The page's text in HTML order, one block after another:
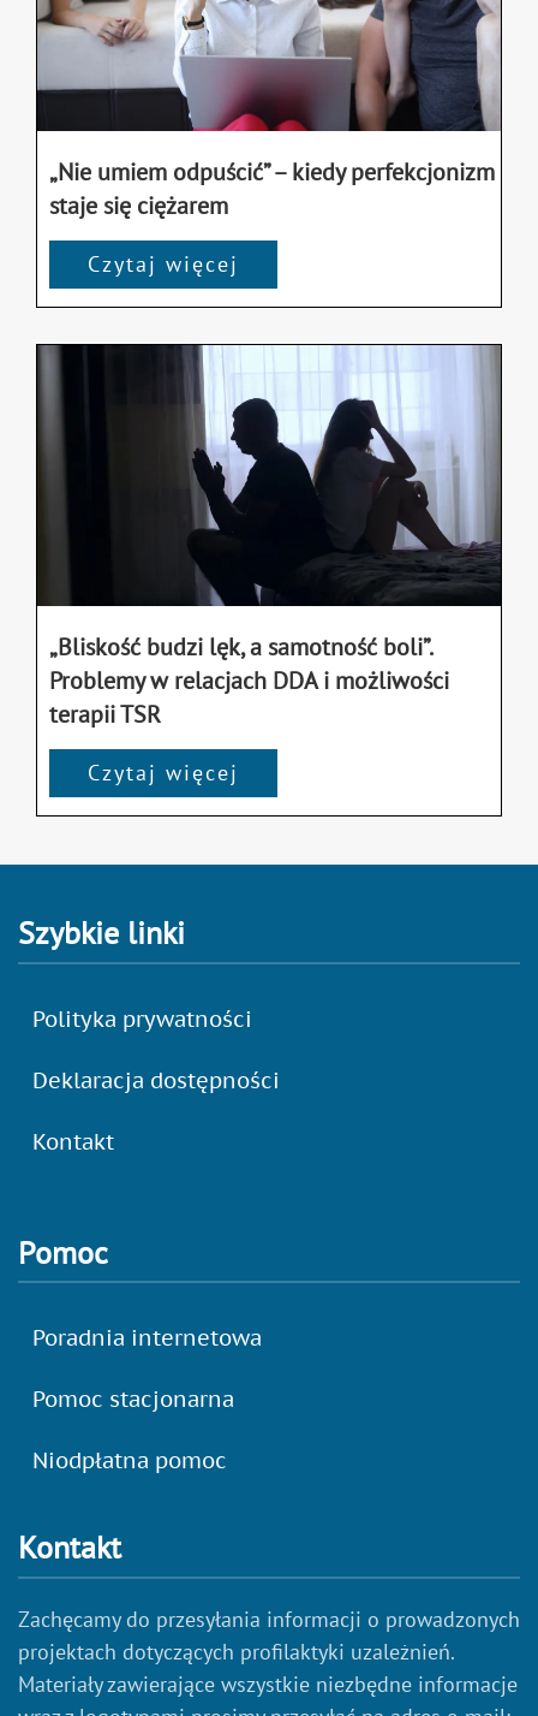
„Nie umiem odpuścić” – kiedy perfekcjonizm
staje się ciężarem
Czytaj więcej
„Bliskość budzi lęk, a samotność boli”.
Problemy w relacjach DDA i możliwości
terapii TSR
Czytaj więcej
Szybkie linki
Polityka prywatności
Deklaracja dostępności
Kontakt
Pomoc
Poradnia internetowa
Pomoc stacjonarna
Niodpłatna pomoc
Kontakt
Zachęcamy do przesyłania informacji o prowadzonych
projektach dotyczących profilaktyki uzależnień.
Materiały zawierające wszystkie niezbędne informacje